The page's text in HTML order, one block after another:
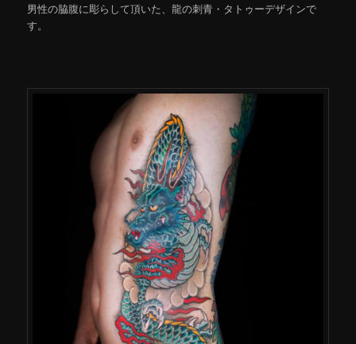
男性の脇腹に彫らして頂いた、龍の刺青・タトゥーデザインで
す。